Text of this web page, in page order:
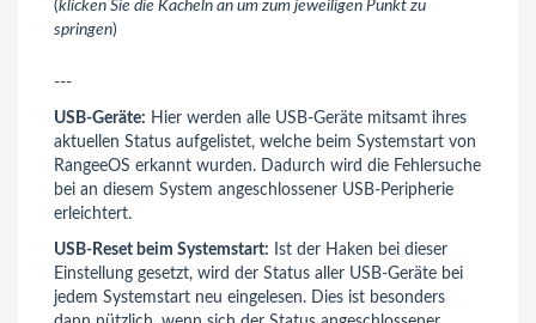
(klicken Sie die Kacheln an um zum jeweiligen Punkt zu
springen)
---
USB-Geräte: Hier werden alle USB-Geräte mitsamt ihres
aktuellen Status aufgelistet, welche beim Systemstart von
RangeeOS erkannt wurden. Dadurch wird die Fehlersuche
bei an diesem System angeschlossener USB-Peripherie
erleichtert.
USB-Reset beim Systemstart: Ist der Haken bei dieser
Einstellung gesetzt, wird der Status aller USB-Geräte bei
jedem Systemstart neu eingelesen. Dies ist besonders